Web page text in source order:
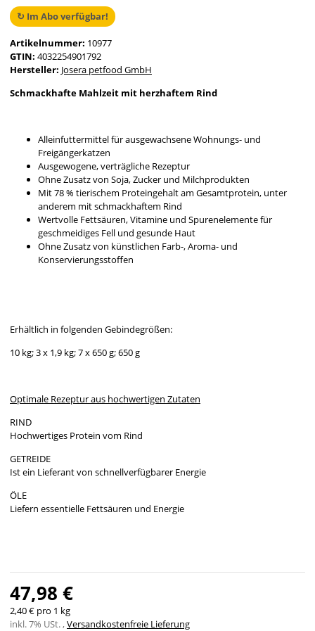
↻ Im Abo verfügbar!
Artikelnummer: 10977
GTIN: 4032254901792
Hersteller: Josera petfood GmbH
Schmackhafte Mahlzeit mit herzhaftem Rind
Alleinfuttermittel für ausgewachsene Wohnungs- und
Freigängerkatzen
Ausgewogene, verträgliche Rezeptur
Ohne Zusatz von Soja, Zucker und Milchprodukten
Mit 78 % tierischem Proteingehalt am Gesamtprotein, unter
anderem mit schmackhaftem Rind
Wertvolle Fettsäuren, Vitamine und Spurenelemente für
geschmeidiges Fell und gesunde Haut
Ohne Zusatz von künstlichen Farb-, Aroma- und
Konservierungsstoffen
Erhältlich in folgenden Gebindegrößen:
10 kg; 3 x 1,9 kg; 7 x 650 g; 650 g
Optimale Rezeptur aus hochwertigen Zutaten
RIND
Hochwertiges Protein vom Rind
GETREIDE
Ist ein Lieferant von schnellverfügbarer Energie
ÖLE
Liefern essentielle Fettsäuren und Energie
47,98 €
2,40 € pro 1 kg
inkl. 7% USt. ,Versandkostenfreie Lieferung